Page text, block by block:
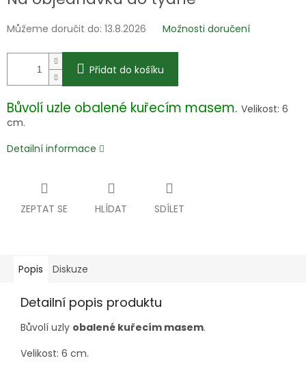
Můžeme doručit do: 13.8.2026 Možnosti doručení
Přidat do košíku
Bůvolí uzle obalené kuřecím masem. Velikost: 6
cm.
Detailní informace
ZEPTAT SE HLÍDAT SDÍLET
Popis Diskuze
Detailní popis produktu
Bůvolí uzly obalené kuřecím masem.
Velikost: 6 cm.